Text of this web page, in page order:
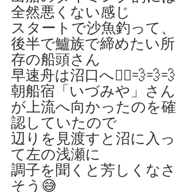
全然悪くない感じ
スタートで沙魚釣って、
後半で鱸族で締めたい所
存の船頭さん
早速舟は沼口へ🚣‍♀️💨💨💨
朝船宿「いづみや」さん
が上流へ向かったのを確
認していたので
辺りを見渡すと沼に入っ
て左の浅瀬に
調子を聞くと芳しくなさ
そう😅